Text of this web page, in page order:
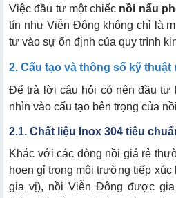
Việc đầu tư một chiếc nồi nấu
tín như Viễn Đông không chỉ là
tư vào sự ổn định của quy trình
2. Cấu tạo và thông số kỹ
Để trả lời câu hỏi có nên đầu tư
nhìn vào cấu tạo bên trọng của
2.1. Chất liệu Inox 304 tiêu
Khác với các dòng nồi giá rẻ
hoen gỉ trong môi trường tiếp
gia vị), nồi Viễn Đông được